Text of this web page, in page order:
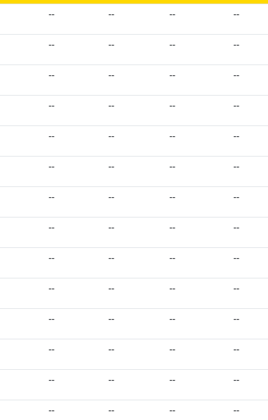
--
-- -- --
-- -- -- --
-- -- -- --
-- -- -- --
-- -- -- --
-- -- -- --
-- -- -- --
-- -- -- --
-- -- -- --
-- -- -- --
-- -- -- --
-- -- -- --
-- -- -- --
-- -- -- --